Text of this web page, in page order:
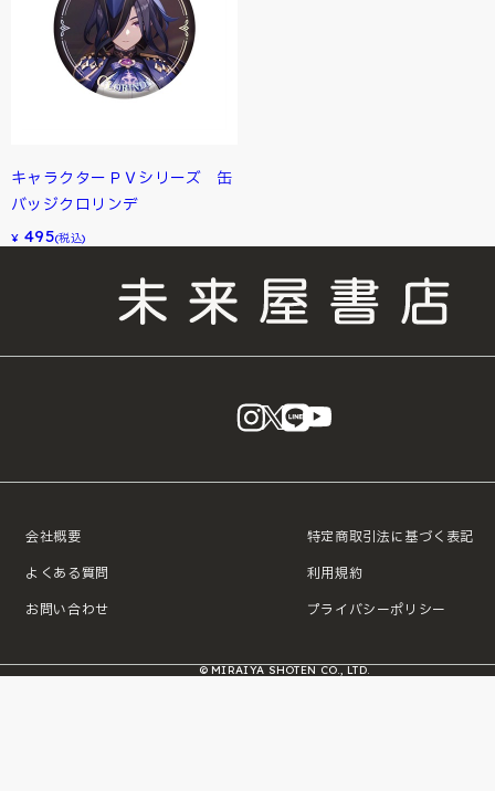
キャラクターＰＶシリーズ 缶
バッジクロリンデ
¥ 495(税込)
instagram
X LINE
会社概要
よくある質問
お問い合わせ
特定商取引法に基づく表記
利用規約
プライバシーポリシー
© MIRAIYA SHOTEN CO., LTD.